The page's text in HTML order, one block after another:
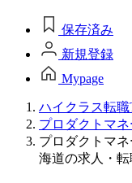
保存済み
新規登録
Mypage
ハイクラス転職
プロダクトマ
プロダクトマ
海道の求人・転